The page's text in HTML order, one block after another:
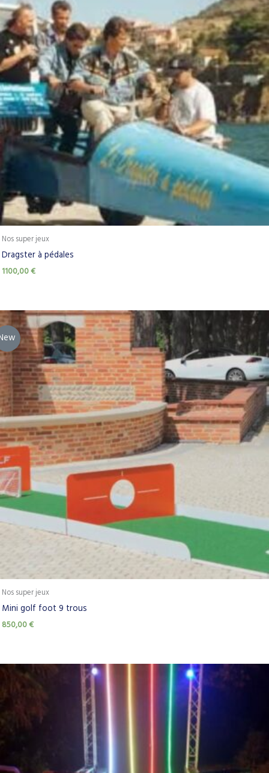
Nos super jeux
Dragster à pédales
1100,00€
Nos super jeux
Mini golf foot 9 trous
850,00€